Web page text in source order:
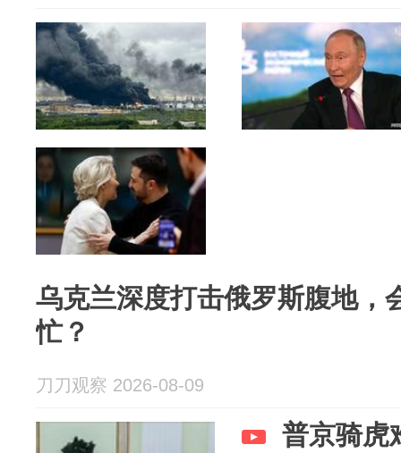
乌克兰深度打击俄罗斯腹地，
忙？
刀刀观察 2026-08-09
普京骑虎